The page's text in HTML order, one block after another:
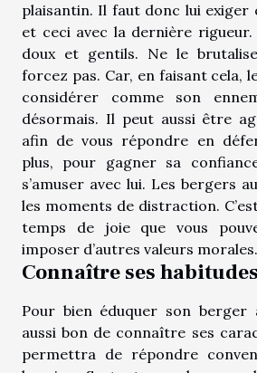
plaisantin. Il faut donc lui exiger
et ceci avec la dernière rigueur.
doux et gentils. Ne le
forcez pas. Car, en faisant cela,
considérer comme son
désormais. Il peut aussi être
afin de vous répondre en
plus, pour gagner sa
s’amuser avec lui. Les bergers
les moments de distraction.
temps de joie que vous
imposer d’autres valeurs morales.
Connaître ses habitudes
Pour bien éduquer son berger
aussi bon de connaître ses
permettra de répondre